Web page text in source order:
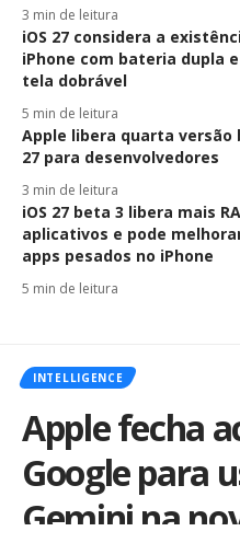
3 min de leitura
iOS 27 considera a
iPhone com bateria dupla
tela dobrável
5 min de leitura
Apple libera quarta versão
27 para desenvolvedores
3 min de leitura
iOS 27 beta 3 libera mais
aplicativos e pode
apps pesados no iPhone
5 min de leitura
INTELLIGENCE
Apple fecha
Google para
Gemini na